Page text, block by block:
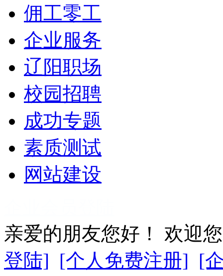
佣工零工
企业服务
辽阳职场
校园招聘
成功专题
素质测试
网站建设
亲爱的朋友您好！ 欢迎
登陆] [个人免费注册] [